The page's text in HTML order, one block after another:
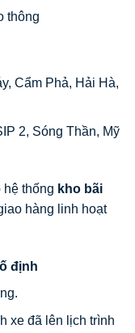
thông
Cẩm Phả, Hải Hà,
2, Sóng Thần, Mỹ
thống kho bãi
hàng linh hoạt
định
xe đã lên lịch trình